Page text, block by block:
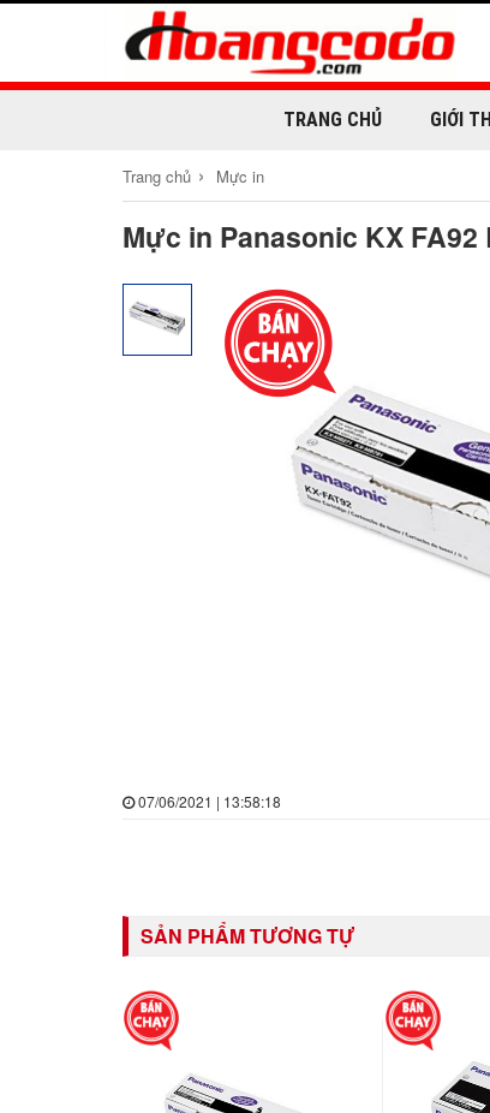
TRANG CHỦ GIỚI
Trang chủ › Mực in
Mực in Panasonic KX
07/06/2021 | 13:58:18
SẢN PHẨM TƯƠNG TỰ